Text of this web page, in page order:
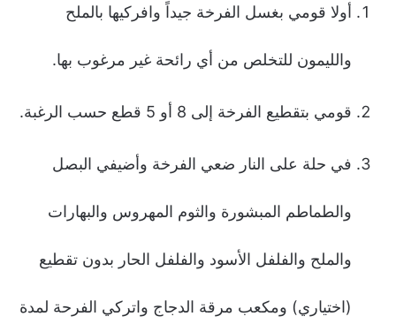
أولا قومي بغسل الفرخة جيداً وافركيها بالملح
والليمون للتخلص من أي رائحة غير مرغوب بها.
قومي بتقطيع الفرخة إلى 8 أو 5 قطع حسب الرغبة.
في حلة على النار ضعي الفرخة وأضيفي البصل
والطماطم المبشورة والثوم المهروس والبهارات
والملح والفلفل الأسود والفلفل الحار بدون تقطيع
(اختياري) ومكعب مرقة الدجاج واتركي الفرحة لمدة